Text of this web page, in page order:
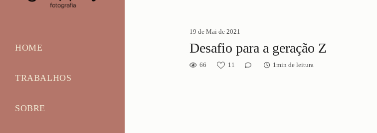
HOME
TRABALHOS
SOBRE
19 de Mai de 2021
Desafio para a geração Z
66 11 1min de leitura